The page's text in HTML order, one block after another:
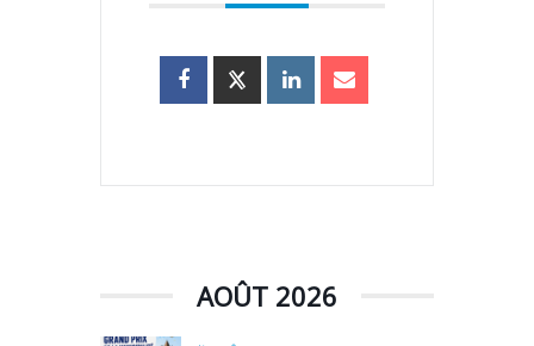
AOÛT 2026